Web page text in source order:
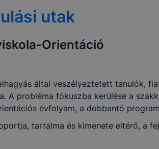
utak
Orientáció
által veszélyeztetett tanulók,
A probléma fókuszba kerülése a
évfolyam, a dobbantó
tartalma és kimenete eltérő, a